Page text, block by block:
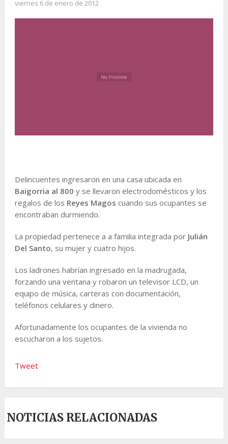
viernes 6 de enero de 2012
Delincuentes ingresaron en una casa ubicada en
Baigorria al 800 y se llevaron electrodomésticos y los
regalos de los Reyes Magos cuando sus ocupantes se
encontraban durmiendo.
La propiedad pertenece a a familia integrada por Julián
Del Santo, su mujer y cuatro hijos.
Los ladrones habrían ingresado en la madrugada,
forzando una ventana y robaron un televisor LCD, un
equipo de música, carteras con documentación,
teléfonos celulares y dinero.
Afortunadamente los ocupantes de la vivienda no
escucharon a los sujetos.
Tweet
NOTICIAS RELACIONADAS